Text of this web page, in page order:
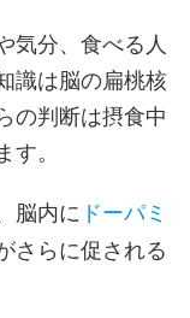
気分、食べる人
識は脳の扁桃核
の判断は摂食中
。
脳内に ドーパミ
さらに促される